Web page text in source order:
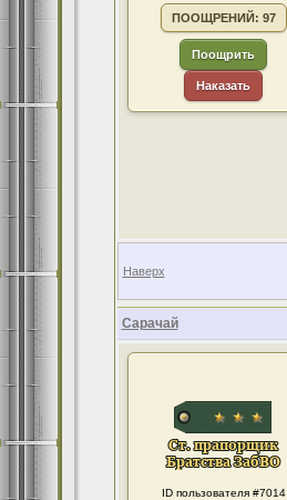
ПООЩРЕНИЙ: 97
Поощрить
Наказать
Наверх
Сарачай
ID пользователя #7014